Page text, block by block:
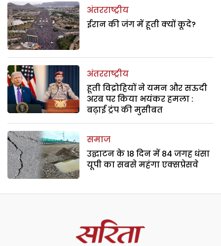
अंतरराष्ट्रीय
ईरान की जंग में हूती क्यों कूदे?
अंतरराष्ट्रीय
हूती विद्रोहियों ने यमन और सऊदी
अरब पर किया भयंकर हमला :
बढ़ाई ट्रंप की मुसीबत
समाज
उद्घाटन के 18 दिन में 84 जगह धंसा
यूपी का सबसे महंगा एक्सप्रेसवे